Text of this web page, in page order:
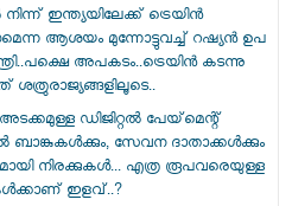
ഇന്ത്യയിലേക്ക് ട്രെയിൻ
ആശയം മുന്നോട്ടുവച്ച് റഷ്യൻ ഉപ
അപകടം..ട്രെയിൻ കടന്നു
ഡിജിറ്റല്‍ പേയ്‌മെന്റ്
ബാങ്കുകള്‍ക്കും, സേവന ദാതാക്കള്‍ക്കും
നിരക്കുകള്‍... എത്ര രൂപവരെയുള്ള
ഇളവ്..?